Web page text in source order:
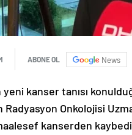
ABONE OL News
yeni kanser tanısı
Onkolojisi
kanserden